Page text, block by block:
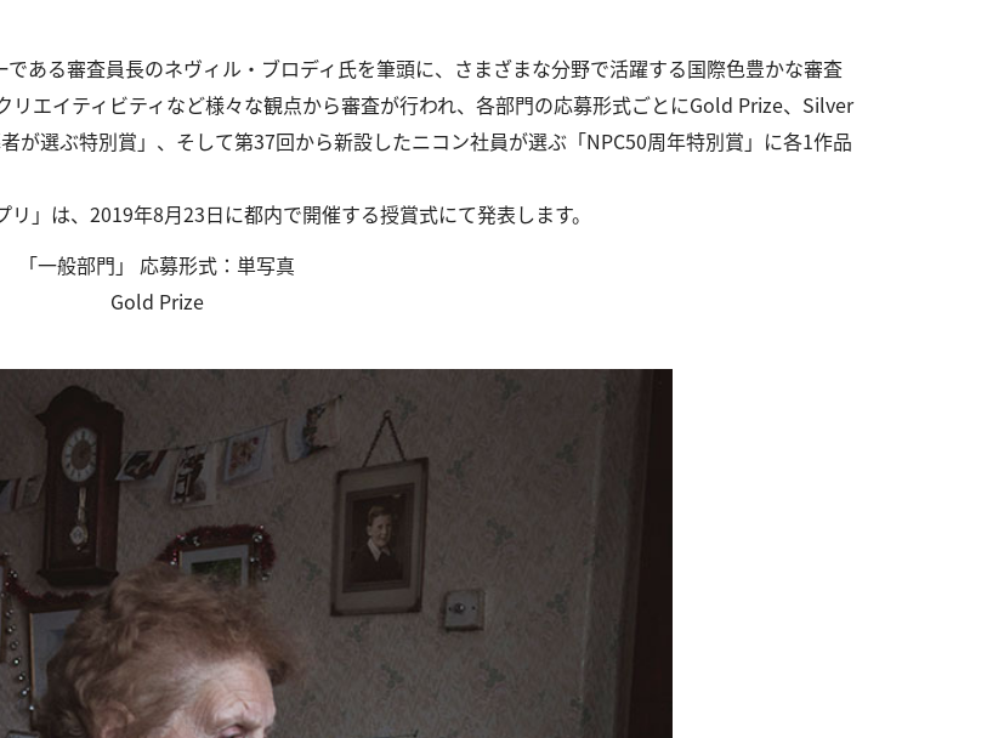
ある審査員長のネヴィル・ブロディ氏を筆頭に、さまざまな分野で活躍する国際色豊かな審査
エイティビティなど様々な観点から審査が行われ、各部門の応募形式ごとにGold Prize、Silver
選ぶ特別賞」、そして第37回から新設したニコン社員が選ぶ「NPC50周年特別賞」に各1作品
」は、2019年8月23日に都内で開催する授賞式にて発表します。
「一般部門」 応募形式：単写真
Gold Prize